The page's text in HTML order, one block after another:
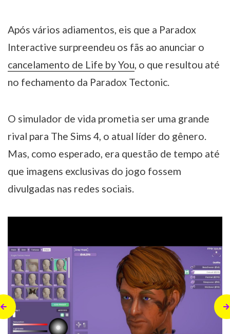
Após vários adiamentos, eis que a Paradox
Interactive surpreendeu os fãs ao anunciar o
cancelamento de Life by You , o que resultou até
no fechamento da Paradox Tectonic.
O simulador de vida prometia ser uma grande
rival para The Sims 4, o atual líder do gênero.
Mas, como esperado, era questão de tempo até
que imagens exclusivas do jogo fossem
divulgadas nas redes sociais.